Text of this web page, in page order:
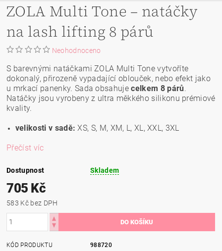
ZOLA Multi Tone – natáčky
na lash lifting 8 párů
Neohodnoceno
S barevnými natáčkami ZOLA Multi Tone vytvoříte
dokonalý, přirozeně vypadající oblouček, nebo efekt jako
u mrkací panenky. Sada obsahujecelkem 8 párů.
Natáčky jsou vyrobeny z ultra měkkého silikonu prémiové
kvality.
velikosti v sadě:XS, S, M, XM, L, XL, XXL, 3XL
Přečíst víc
Dostupnost Skladem
705 Kč
583 Kč bez DPH
KÓD PRODUKTU
988720